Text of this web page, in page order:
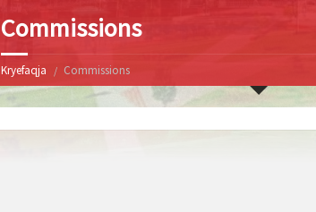
Commissions
Kryefaqja Commissions